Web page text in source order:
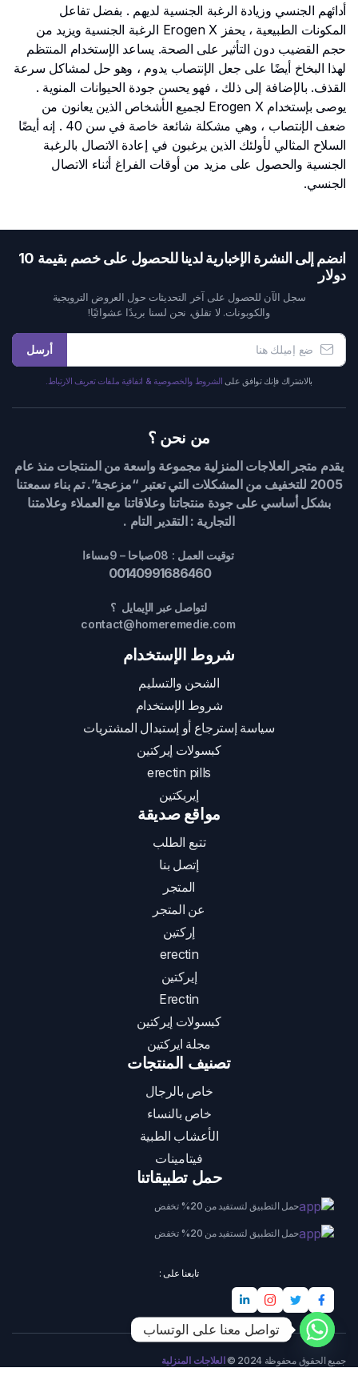
أدائهم الجنسي وزيادة الرغبة الجنسية لديهم . بفضل تفاعل
المكونات الطبيعية ، يحفز Erogen X الرغبة الجنسية ويزيد من
حجم القضيب دون التأثير على الصحة. يساعد الإستخدام المنتظم
لهذا البخاخ أيضًا على جعل الإنتصاب يدوم ، وهو حل لمشاكل سرعة
القذف. بالإضافة إلى ذلك ، فهو يحسن جودة الحيوانات المنوية .
يوصى بإستخدام Erogen X لجميع الأشخاص الذين يعانون من
ضعف الإنتصاب ، وهي مشكلة شائعة خاصة في سن 40 . إنه أيضًا
السلاح المثالي لأولئك الذين يرغبون في إعادة الاتصال بالرغبة
الجنسية والحصول على مزيد من أوقات الفراغ أثناء الاتصال
الجنسي.
انضم إلى النشرة الإخبارية لدينا للحصول على خصم بقيمة 10
دولار
سجل الآن للحصول على آخر التحديثات حول العروض الترويجية
والكوبونات. لا تقلق، نحن لسنا بريدًا عشوائيًا!
أرسل
بالاشتراك فإنك توافق على الشروط والخصوصية & اتفاقية ملفات تعريف الارتباط.
من نحن ؟
يقدم متجر العلاجات المنزلية مجموعة واسعة من المنتجات منذ عام
2005 للتخفيف من المشكلات التي تعتبر “مزعجة”. تم بناء سمعتنا
بشكل أساسي على جودة منتجاتنا وعلاقاتنا مع العملاء وعلامتنا
التجارية : التقدير التام .
توقيت العمل : 08صباحا – 9مساءا
00140991686460
لتواصل عبر الإيمايل ؟
contact@homeremedie.com
شروط الإستخدام
الشحن والتسليم
شروط الإستخدام
سياسة إسترجاع أو إستبدال المشتريات
كبسولات إيركتين
erectin pills
إيريكتين
مواقع صديقة
تتبع الطلب
إتصل بنا
المتجر
عن المتجر
إركتين
erectin
إيركتين
Erectin
كبسولات إيركتين
مجلة ايركتين
تصنيف المنتجات
خاص بالرجال
خاص بالنساء
الأعشاب الطبية
فيتامينات
حمل تطبيقاتنا
حمل التطبيق لتستفيد من 20% تخفض
حمل التطبيق لتستفيد من 20% تخفض
تابعنا على :
جميع الحقوق محفوظة 2024 © العلاجات المنزلية
تواصل معنا على الوتساب